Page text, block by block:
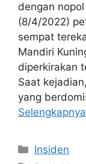
dengan
(8/4/2022)
sempat
Mandiri
diperkirakan
Saat
yang
Selengkapnya
Kategori
Insiden